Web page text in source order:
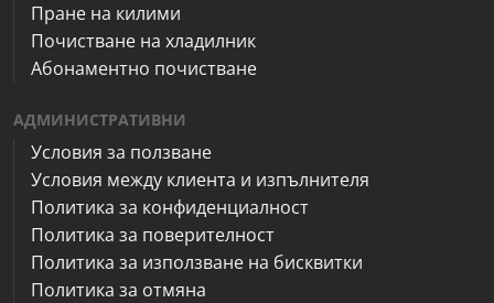
Пране на килими
Почистване на хладилник
Абонаментно почистване
АДМИНИСТРАТИВНИ
Условия за ползване
Условия между клиента и изпълнителя
Политика за конфиденциалност
Политика за поверителност
Политика за използване на бисквитки
Политика за отмяна